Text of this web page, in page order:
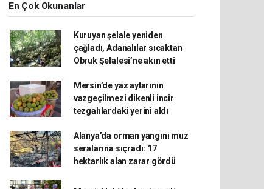
En Çok Okunanlar
Kuruyan şelale yeniden
çağladı, Adanalılar sıcaktan
Obruk Şelalesi’ne akın etti
Mersin’de yaz aylarının
vazgeçilmezi dikenli incir
tezgahlardaki yerini aldı
Alanya’da orman yangını muz
seralarına sıçradı: 17
hektarlık alan zarar gördü